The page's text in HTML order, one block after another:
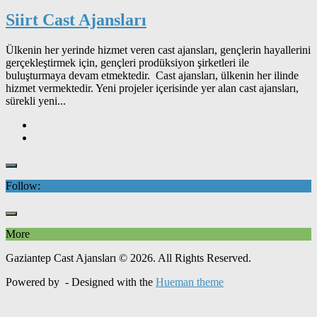
Siirt Cast Ajansları
Ülkenin her yerinde hizmet veren cast ajansları, gençlerin hayallerini
gerçekleştirmek için, gençleri prodüksiyon şirketleri ile
buluşturmaya devam etmektedir. Cast ajansları, ülkenin her ilinde
hizmet vermektedir. Yeni projeler içerisinde yer alan cast ajansları,
sürekli yeni...
Follow:
More
Gaziantep Cast Ajansları © 2026. All Rights Reserved.
Powered by - Designed with the Hueman theme